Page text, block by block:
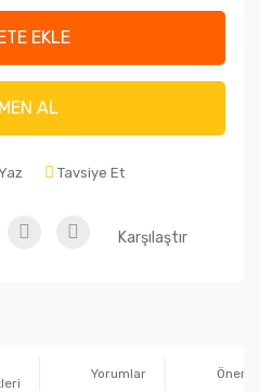
EKLE
AL
Tavsiye Et
Karşılaştır
Yorumlar